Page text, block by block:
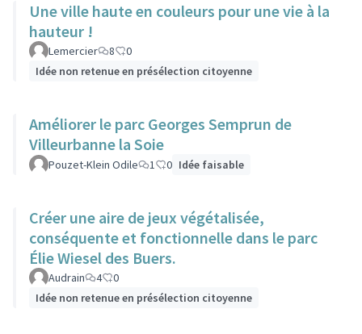
Une ville haute en couleurs pour une vie à la
hauteur !
Lemercier 8
0
Idée non retenue en présélection citoyenne
Améliorer le parc Georges Semprun de
Villeurbanne la Soie
Pouzet-Klein Odile 1 0 Idée faisable
Créer une aire de jeux végétalisée,
conséquente et fonctionnelle dans le parc
Élie Wiesel des Buers.
Audrain 4
0
Idée non retenue en présélection citoyenne